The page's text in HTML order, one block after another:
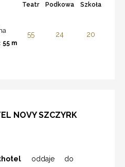
Teatr Podkowa Szkoła
55 m
55 24 20
NOVY SZCZYRK
oddaje do